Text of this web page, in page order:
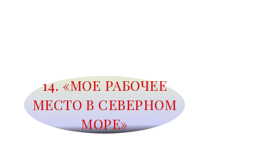
14. «МОЕ РАБОЧЕЕ
МЕСТО В СЕВЕРНОМ
МОРЕ»